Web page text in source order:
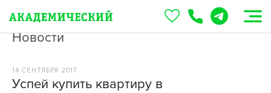
Новости
14 СЕНТЯБРЯ 2017
Успей купить квартиру в